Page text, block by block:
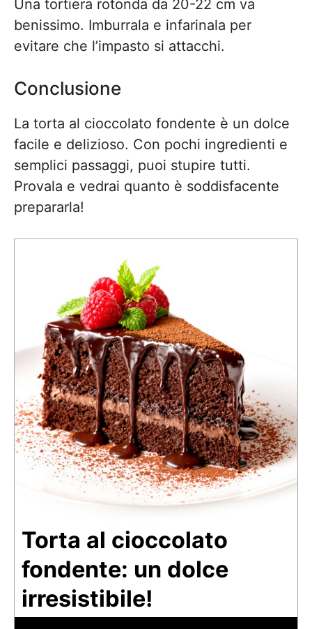
Una tortiera rotonda da 20-22 cm va
benissimo. Imburrala e infarinala per
evitare che l’impasto si attacchi.
Conclusione
La torta al cioccolato fondente è un dolce
facile e delizioso. Con pochi ingredienti e
semplici passaggi, puoi stupire tutti.
Provala e vedrai quanto è soddisfacente
prepararla!
Torta al cioccolato
fondente: un dolce
irresistibile!